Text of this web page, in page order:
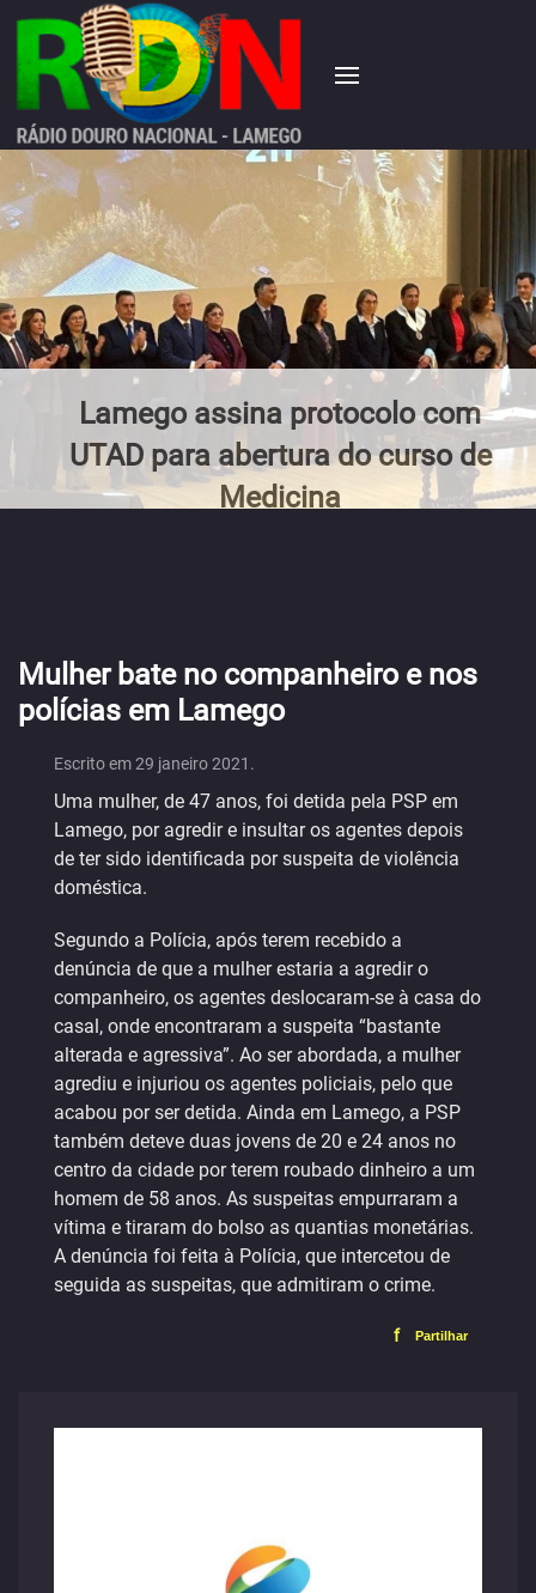
Lamego assina protocolo com
UTAD para abertura do curso de
Medicina
Mulher bate no companheiro e nos
polícias em Lamego
Escrito em29 janeiro 2021 .
Uma mulher, de 47 anos, foi detida pela PSP em
Lamego, por agredir e insultar os agentes depois
de ter sido identificada por suspeita de violência
doméstica.
Segundo a Polícia, após terem recebido a
denúncia de que a mulher estaria a agredir o
companheiro, os agentes deslocaram-se à casa do
casal, onde encontraram a suspeita “bastante
alterada e agressiva”. Ao ser abordada, a mulher
agrediu e injuriou os agentes policiais, pelo que
acabou por ser detida. Ainda em Lamego, a PSP
também deteve duas jovens de 20 e 24 anos no
centro da cidade por terem roubado dinheiro a um
homem de 58 anos. As suspeitas empurraram a
vítima e tiraram do bolso as quantias monetárias.
A denúncia foi feita à Polícia, que intercetou de
seguida as suspeitas, que admitiram o crime.
f Partilhar